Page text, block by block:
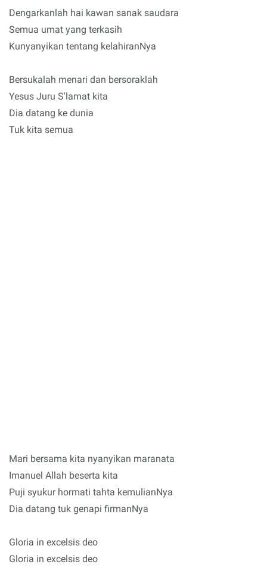
Dengarkanlah hai kawan sanak saudara
Semua umat yang terkasih
Kunyanyikan tentang kelahiranNya
Bersukalah menari dan bersoraklah
Yesus Juru S'lamat kita
Dia datang ke dunia
Tuk kita semua
Mari bersama kita nyanyikan maranata
Imanuel Allah beserta kita
Puji syukur hormati tahta kemulianNya
Dia datang tuk genapi firmanNya
Gloria in excelsis deo
Gloria in excelsis deo